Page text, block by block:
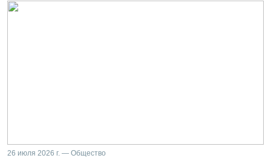
26 июля 2026 г. — Общество